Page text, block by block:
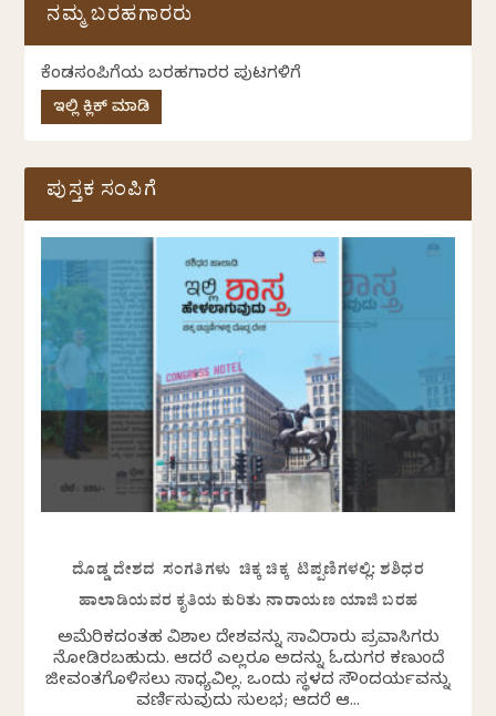
ನಮ್ಮ ಬರಹಗಾರರು
ಕೆಂಡಸಂಪಿಗೆಯ ಬರಹಗಾರರ ಪುಟಗಳಿಗೆ
ಇಲ್ಲಿ ಕ್ಲಿಕ್ ಮಾಡಿ
ಪುಸ್ತಕ ಸಂಪಿಗೆ
ದೊಡ್ಡ ದೇಶದ ಸಂಗತಿಗಳು ಚಿಕ್ಕ ಚಿಕ್ಕ ಟಿಪ್ಪಣಿಗಳಲ್ಲಿ: ಶಶಿಧರ
ಹಾಲಾಡಿಯವರ ಕೃತಿಯ ಕುರಿತು ನಾರಾಯಣ ಯಾಜಿ ಬರಹ
ಅಮೆರಿಕದಂತಹ ವಿಶಾಲ ದೇಶವನ್ನು ಸಾವಿರಾರು ಪ್ರವಾಸಿಗರು
ನೋಡಿರಬಹುದು. ಆದರೆ ಎಲ್ಲರೂ ಅದನ್ನು ಓದುಗರ ಕಣ್ಮುಂದೆ
ಜೀವಂತಗೊಳಿಸಲು ಸಾಧ್ಯವಿಲ್ಲ. ಒಂದು ಸ್ಥಳದ ಸೌಂದರ್ಯವನ್ನು
ವರ್ಣಿಸುವುದು ಸುಲಭ; ಆದರೆ ಆ...